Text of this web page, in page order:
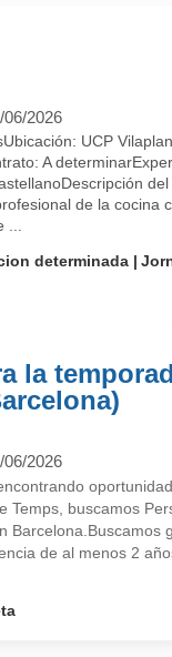
06/2026
UCP
A
de la cocina
determinada
la
06/2026
Temps, buscamos
Barcelona.Buscamos
de al menos 2